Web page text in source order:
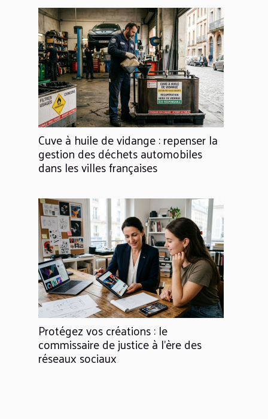
Cuve à huile de vidange : repenser la
gestion des déchets automobiles
dans les villes françaises
Protégez vos créations : le
commissaire de justice à l’ère des
réseaux sociaux